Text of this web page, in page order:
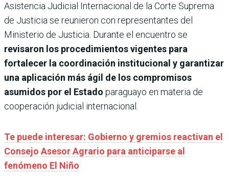
Asistencia Judicial Internacional de la Corte Suprema
de Justicia se reunieron con representantes del
Ministerio de Justicia. Durante el encuentro se
revisaron los procedimientos vigentes para
fortalecer la coordinación institucional y garantizar
una aplicación más ágil de los compromisos
asumidos por el Estado paraguayo en materia de
cooperación judicial internacional.
Te puede interesar: Gobierno y gremios reactivan el
Consejo Asesor Agrario para anticiparse al
fenómeno El Niño